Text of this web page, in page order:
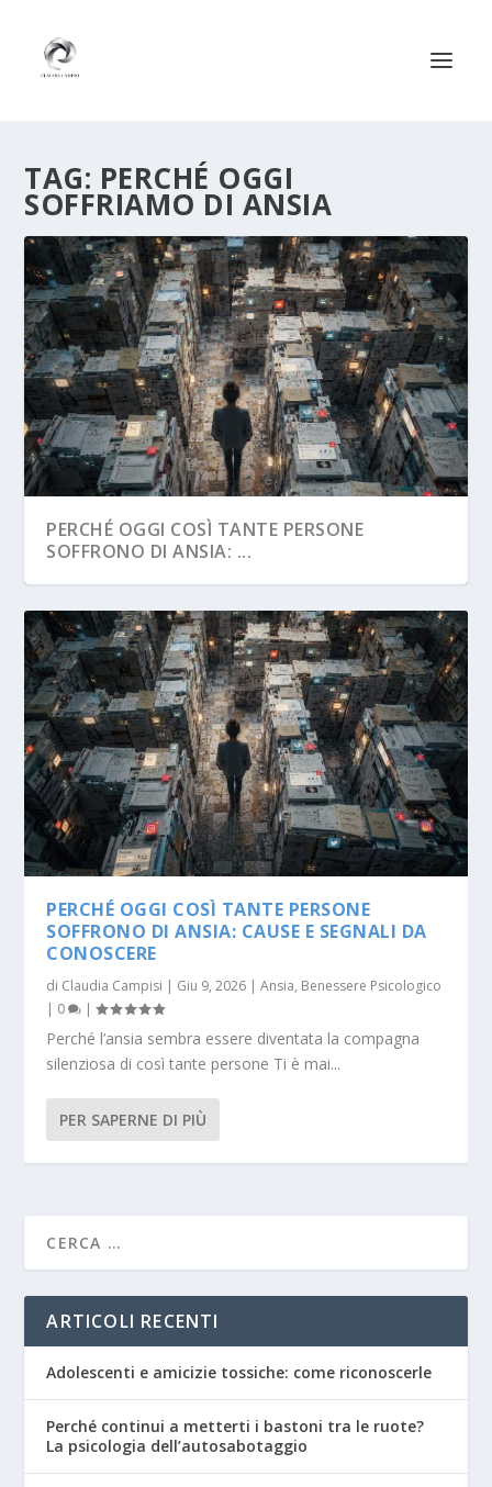
TAG: PERCHÉ OGGI
SOFFRIAMO DI ANSIA
PERCHÉ OGGI COSÌ TANTE PERSONE
SOFFRONO DI ANSIA: ...
PERCHÉ OGGI COSÌ TANTE PERSONE
SOFFRONO DI ANSIA: CAUSE E SEGNALI DA
CONOSCERE
di Claudia Campisi | Giu 9, 2026 |Ansia, Benessere Psicologico
| 0 |
Perché l’ansia sembra essere diventata la compagna
silenziosa di così tante persone Ti è mai...
PER SAPERNE DI PIÙ
ARTICOLI RECENTI
Adolescenti e amicizie tossiche: come riconoscerle
Perché continui a metterti i bastoni tra le ruote?
La psicologia dell’autosabotaggio